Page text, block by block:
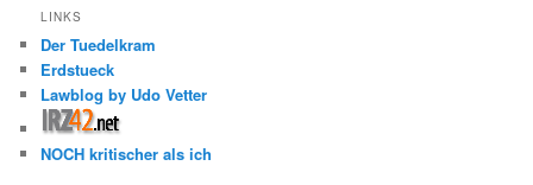
LINKS
Der Tuedelkram
Erdstueck
Lawblog by Udo Vetter
NOCH kritischer als ich